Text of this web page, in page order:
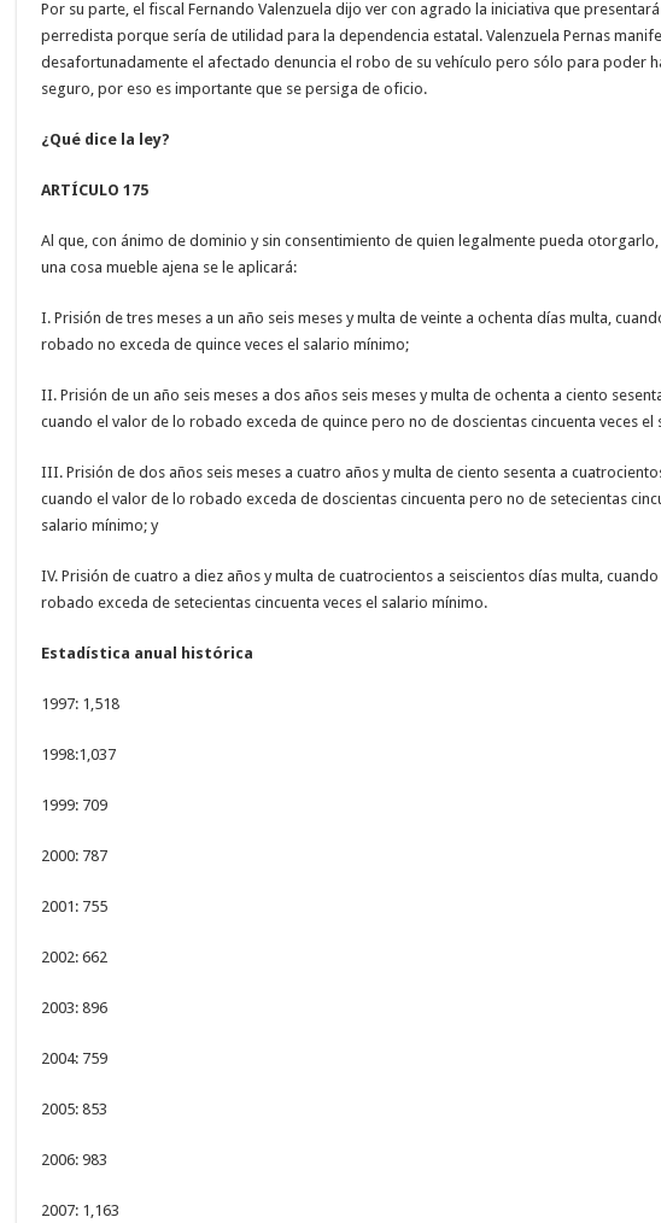
Por su parte, el fiscal Fernando Valenzuela dijo ver con agrado la iniciativa que
perredista porque sería de utilidad para la dependencia estatal. Valenzuela Pernas
desafortunadamente el afectado denuncia el robo de su vehículo pero sólo para poder
seguro, por eso es importante que se persiga de oficio.
¿Qué dice la ley?
ARTÍCULO 175
Al que, con ánimo de dominio y sin consentimiento de quien legalmente pueda
una cosa mueble ajena se le aplicará:
I. Prisión de tres meses a un año seis meses y multa de veinte a ochenta días multa,
robado no exceda de quince veces el salario mínimo;
II. Prisión de un año seis meses a dos años seis meses y multa de ochenta a ciento
cuando el valor de lo robado exceda de quince pero no de doscientas cincuenta veces el
III. Prisión de dos años seis meses a cuatro años y multa de ciento sesenta a
cuando el valor de lo robado exceda de doscientas cincuenta pero no de setecientas
salario mínimo; y
IV. Prisión de cuatro a diez años y multa de cuatrocientos a seiscientos días multa,
robado exceda de setecientas cincuenta veces el salario mínimo.
Estadística anual histórica
1997: 1,518
1998:1,037
1999: 709
2000: 787
2001: 755
2002: 662
2003: 896
2004: 759
2005: 853
2006: 983
2007: 1,163